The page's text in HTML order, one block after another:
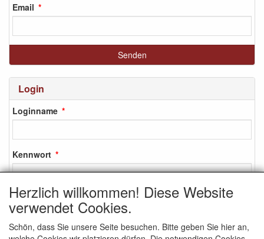
Email
Login
Loginname
Kennwort
Login
Anmelden
Herzlich willkommen! Diese Website
verwendet Cookies.
Schön, dass Sie unsere Seite besuchen. Bitte geben Sie hier an,